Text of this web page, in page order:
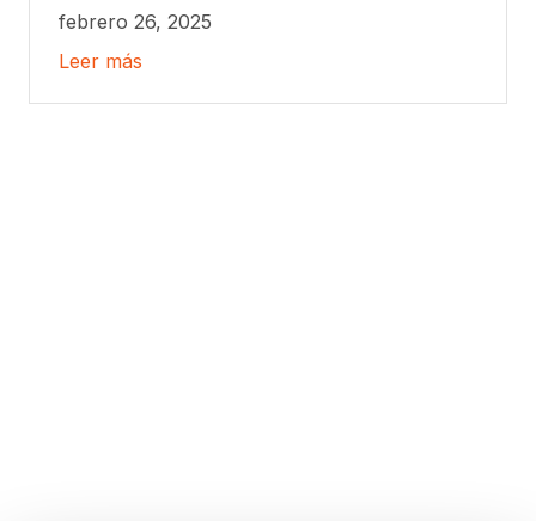
febrero 26, 2025
Leer más